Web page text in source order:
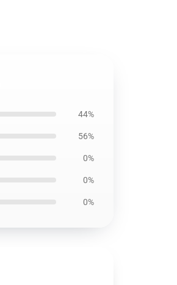
44%
56%
0%
0%
0%